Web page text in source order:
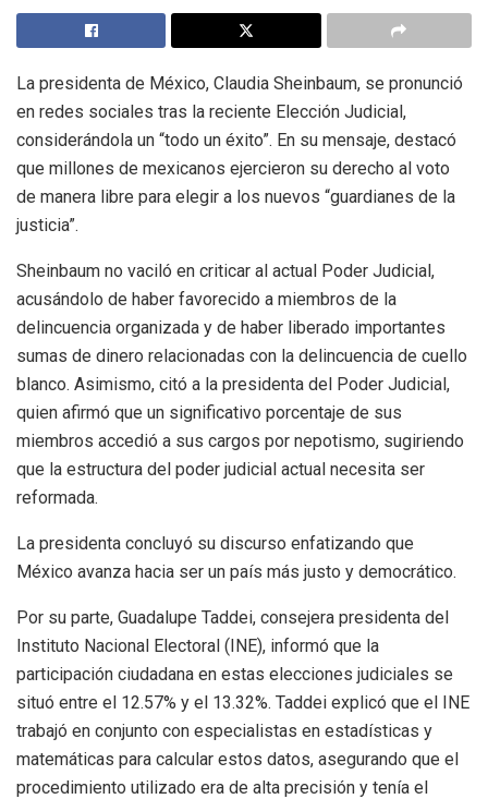
La presidenta de México, Claudia Sheinbaum, se pronunció
en redes sociales tras la reciente Elección Judicial,
considerándola un “todo un éxito”. En su mensaje, destacó
que millones de mexicanos ejercieron su derecho al voto
de manera libre para elegir a los nuevos “guardianes de la
justicia”.
Sheinbaum no vaciló en criticar al actual Poder Judicial,
acusándolo de haber favorecido a miembros de la
delincuencia organizada y de haber liberado importantes
sumas de dinero relacionadas con la delincuencia de cuello
blanco. Asimismo, citó a la presidenta del Poder Judicial,
quien afirmó que un significativo porcentaje de sus
miembros accedió a sus cargos por nepotismo, sugiriendo
que la estructura del poder judicial actual necesita ser
reformada.
La presidenta concluyó su discurso enfatizando que
México avanza hacia ser un país más justo y democrático.
Por su parte, Guadalupe Taddei, consejera presidenta del
Instituto Nacional Electoral (INE), informó que la
participación ciudadana en estas elecciones judiciales se
situó entre el 12.57% y el 13.32%. Taddei explicó que el INE
trabajó en conjunto con especialistas en estadísticas y
matemáticas para calcular estos datos, asegurando que el
procedimiento utilizado era de alta precisión y tenía el